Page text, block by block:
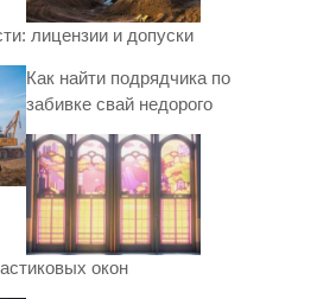
лицензии и допуски
Как найти подрядчика по
забивке свай недорого
окон